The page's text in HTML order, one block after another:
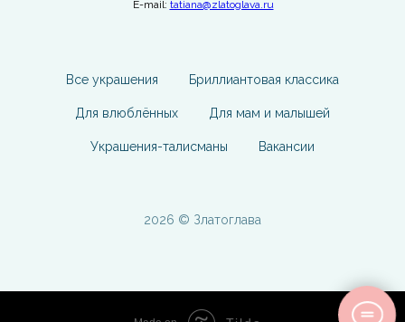
E-mail: tatiana@zlatoglava.ru
Все украшения Бриллиантовая классика
Для влюблённых Для мам и малышей
Украшения-талисманы Вакансии
2026 © Златоглава